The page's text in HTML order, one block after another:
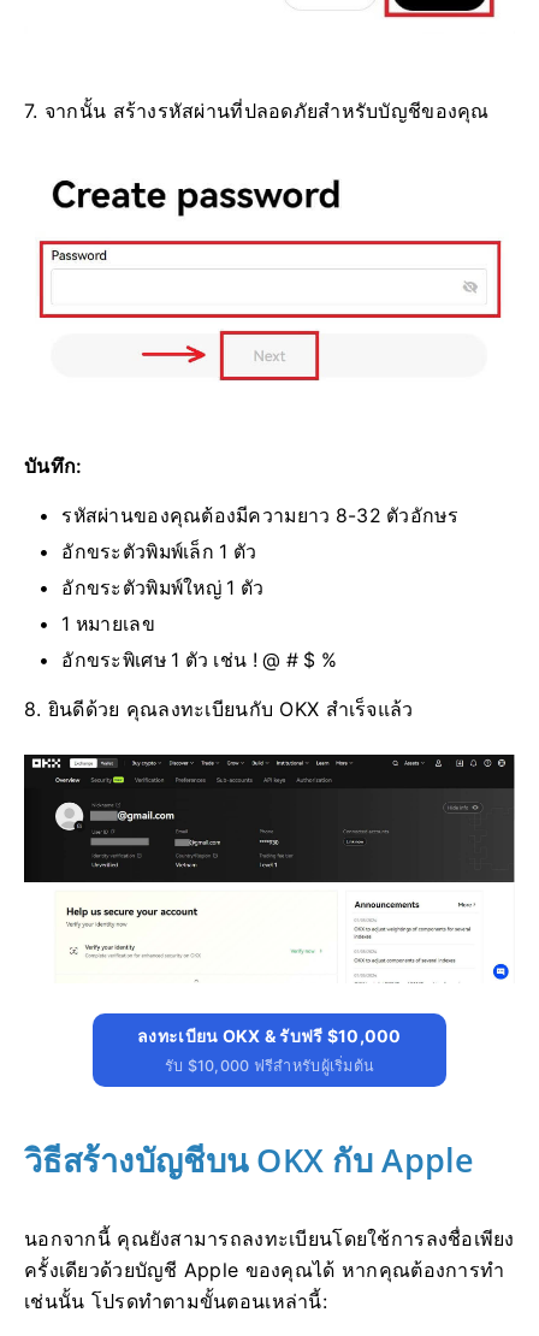
7. จากนั้น สร้างรหัสผ่านที่ปลอดภัยสำหรับบัญชีของคุณ
บันทึก:
รหัสผ่านของคุณต้องมีความยาว 8-32 ตัวอักษร
อักขระตัวพิมพ์เล็ก 1 ตัว
อักขระตัวพิมพ์ใหญ่ 1 ตัว
1 หมายเลข
อักขระพิเศษ 1 ตัว เช่น ! @ # $ %
8. ยินดีด้วย คุณลงทะเบียนกับ OKX สำเร็จแล้ว
ลงทะเบียน OKX & รับฟรี $10,000
รับ $10,000 ฟรีสำหรับผู้เริ่มต้น
วิธีสร้างบัญชีบน OKX กับ Apple
นอกจากนี้ คุณยังสามารถลงทะเบียนโดยใช้การลงชื่อเพียง
ครั้งเดียวด้วยบัญชี Apple ของคุณได้ หากคุณต้องการทำ
เช่นนั้น โปรดทำตามขั้นตอนเหล่านี้: